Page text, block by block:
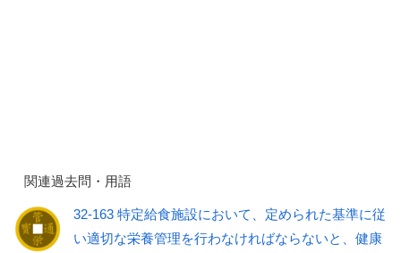
関連過去問・用語
32-163 特定給食施設において、定められた基準に従
い適切な栄養管理を行わなければならないと、健康